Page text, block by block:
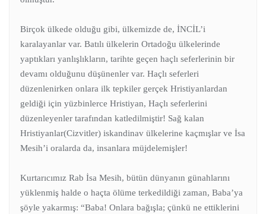
Birçok ülkede olduğu gibi, ülkemizde de, İNCİL’i
karalayanlar var. Batılı ülkelerin Ortadoğu ülkelerinde
yaptıkları yanlışlıkların, tarihte geçen haçlı seferlerinin bir
devamı olduğunu düşünenler var. Haçlı seferleri
düzenlenirken onlara ilk tepkiler gerçek Hristiyanlardan
geldiği için yüzbinlerce Hristiyan, Haçlı seferlerini
düzenleyenler tarafından katledilmiştir! Sağ kalan
Hristiyanlar(Cizvitler) iskandinav ülkelerine kaçmışlar ve İsa
Mesih’i oralarda da, insanlara müjdelemişler!
Kurtarıcımız Rab İsa Mesih, bütün dünyanın günahlarını
yüklenmiş halde o haçta ölüme terkedildiği zaman, Baba’ya
şöyle yakarmış: “Baba! Onlara bağışla; çünkü ne ettiklerini